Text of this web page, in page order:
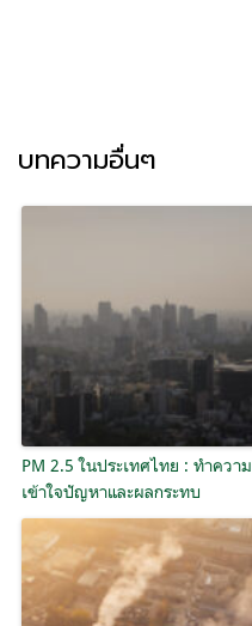
บทความอื่นๆ
PM 2.5 ในประเทศไทย : ทำความ
เข้าใจปัญหาและผลกระทบ